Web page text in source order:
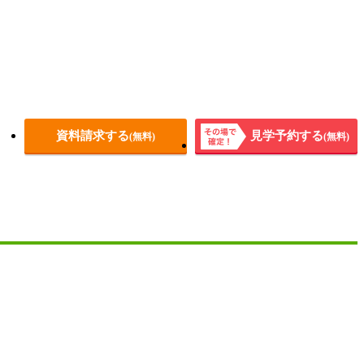
資料請求する(無料)
その場
見学予約する(無料)